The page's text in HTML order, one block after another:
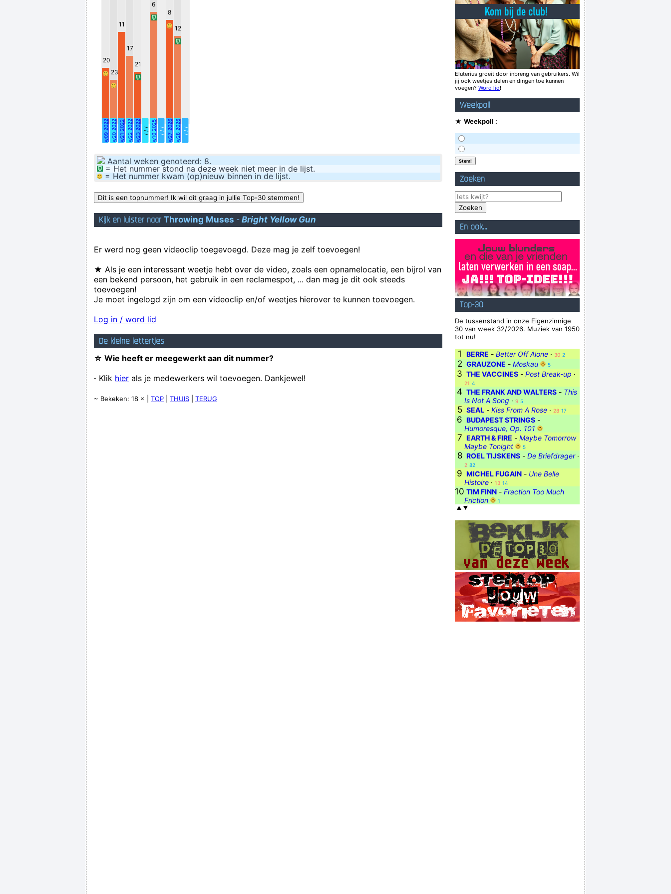
Some people are really fuckin' stupid.
Wat hebt u tegen ambtenaren? Die mensen doen toch niks.
de loodgieter staat het water aan de lippen
tombrugesboyforever: frenzie , niet iedereen is zo intillectueel als gij he
morgenstond heeft goud in de mond
er zal altijd wel érgens lichtinval zijn, je hebt dat niet onder de hand
Kom klair met Flair
Verknoei je tijd op een nuttige manier!
Geej se lèllike voel hod!
20
w09 2022
23
w20 2022
11
w21 2022
17
w22 2022
21
w23 2022 / / /
6
w10 2025 / / /
8
w27 2026
12
w28 2026 / / /
Aantal weken genoteerd: 8.
= Het nummer stond na deze week niet meer in de lijst.
= Het nummer kwam (op)nieuw binnen in de lijst.
Kijk en luister naar Throwing Muses - Bright Yellow Gun
Er werd nog geen videoclip toegevoegd. Deze mag je zelf toevoegen!
★ Als je een interessant weetje hebt over de video, zoals een opnamelocatie, een bijrol van
een bekend persoon, het gebruik in een reclamespot, ... dan mag je dit ook steeds
toevoegen!
Je moet ingelogd zijn om een videoclip en/of weetjes hierover te kunnen toevoegen.
Log in / word lid
De kleine lettertjes
☆ Wie heeft er meegewerkt aan dit nummer?
· Klik hier als je medewerkers wil toevoegen. Dankjewel!
~ Bekeken: 18 × | TOP THUIS TERUG
Eluterius groeit door inbreng van gebruikers. Wil
jij ook weetjes delen en dingen toe kunnen
voegen? Word lid!
Weekpoll
★ Weekpoll :
Zoeken
En ook...
Top-30
De tussenstand in onze Eigenzinnige
30 van week 32/2026. Muziek van 1950
tot nu!
1 BERRE - Better Off Alone · 30 2
2 GRAUZONE - Moskau 5
3 THE VACCINES - Post Break-up ·
21 4
4 THE FRANK AND WALTERS - This
Is Not A Song · 9 5
5 SEAL - Kiss From A Rose · 28 17
6 BUDAPEST STRINGS -
Humoresque, Op. 101
7 EARTH & FIRE - Maybe Tomorrow
Maybe Tonight
5
8 ROEL TIJSKENS - De Briefdrager·
2 82
9 MICHEL FUGAIN - Une Belle
Histoire · 13 14
10 TIM FINN - Fraction Too Much
Friction
1